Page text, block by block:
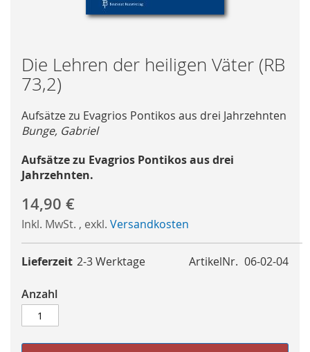
Skip
to
the
of
the
gallery
Die Lehren der heiligen Väter (RB
73,2)
Aufsätze zu Evagrios Pontikos aus drei Jahrzehnten
Bunge, Gabriel
Aufsätze zu Evagrios Pontikos aus drei
Jahrzehnten.
14,90 €
Inkl. MwSt. , exkl. Versandkosten
ArtikelNr. 06-02-04
Lieferzeit 2-3 Werktage
Anzahl